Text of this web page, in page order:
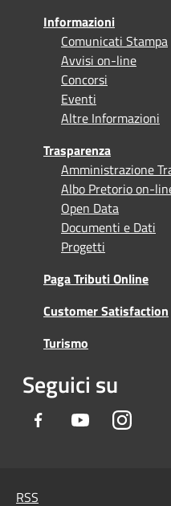
Informazioni
Comunicati Stampa
Avvisi on-line
Concorsi
Eventi
Altre Informazioni
Trasparenza
Amministrazione
Albo Pretorio on-
Open Data
Documenti e Dati
Progetti
Paga Tributi Online
Customer Satisfaction
Turismo
Seguici su
Facebook Youtube
RSS